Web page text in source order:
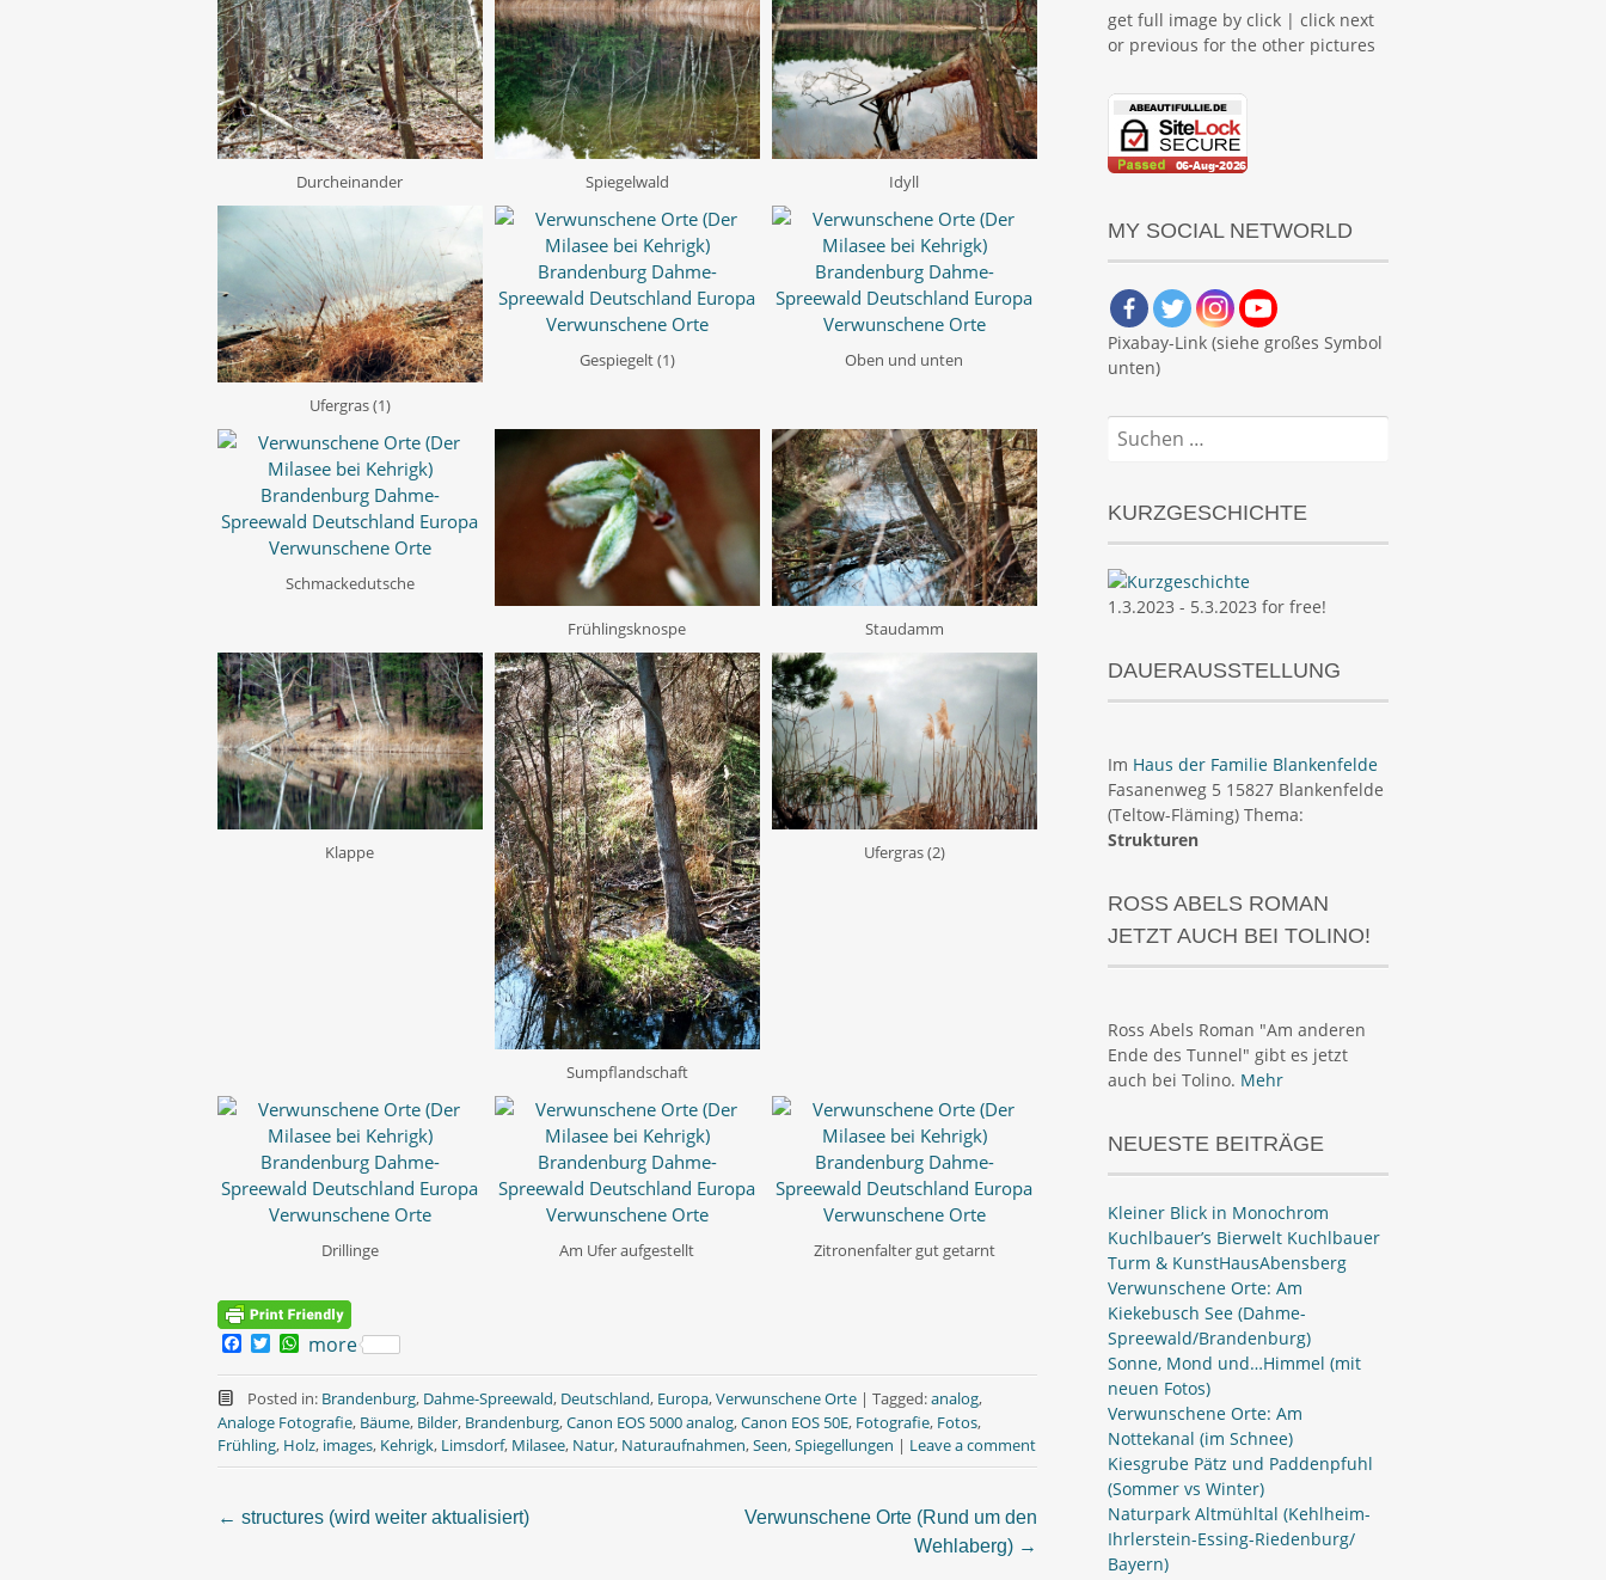
Durcheinander Spiegelwald Idyll
Ufergras (1)
Gespiegelt (1) Oben und unten
Schmackedutsche
Frühlingsknospe Staudamm
Klappe
Sumpflandschaft
Ufergras (2)
Drillinge Am Ufer aufgestellt Zitronenfalter gut getarnt
a
c
e
b
o
o
k
T
w
i
t
t
e
r
W
a
t
s
A
p
p
more
Posted in: Brandenburg, Dahme-Spreewald, Deutschland, Europa,Verwunschene Orte | Tagged:analog,
Analoge Fotografie, Bäume, Bilder, Brandenburg,Canon EOS 5000 analog,Canon EOS 50E, Fotografie, Fotos,
Frühling, Holz, images, Kehrigk, Limsdorf, Milasee, Natur, Naturaufnahmen,Seen,Spiegellungen | Leave a comment
Post
← structures (wird weiter aktualisiert)
Verwunschene Orte (Rund um den
Wehlaberg) →
get full image by click | click next
or previous for the other pictures
MY SOCIAL NETWORLD
Pixabay-Link (siehe großes Symbol
unten)
Suchen
nach:
KURZGESCHICHTE
1.3.2023 - 5.3.2023 for free!
DAUERAUSSTELLUNG
Im Haus der Familie Blankenfelde
Fasanenweg 5 15827 Blankenfelde
(Teltow-Fläming) Thema:
Strukturen
ROSS ABELS ROMAN
JETZT AUCH BEI TOLINO!
Ross Abels Roman "Am anderen
Ende des Tunnel" gibt es jetzt
auch bei Tolino. Mehr
NEUESTE BEITRÄGE
Kleiner Blick in Monochrom
Kuchlbauer’s Bierwelt Kuchlbauer
Turm & KunstHausAbensberg
Verwunschene Orte: Am
Kiekebusch See (Dahme-
Spreewald/Brandenburg)
Sonne, Mond und…Himmel (mit
neuen Fotos)
Verwunschene Orte: Am
Nottekanal (im Schnee)
Kiesgrube Pätz und Paddenpfuhl
(Sommer vs Winter)
Naturpark Altmühltal (Kehlheim-
Ihrlerstein-Essing-Riedenburg/
Bayern)